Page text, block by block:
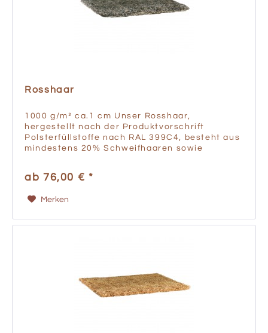
Rosshaar
1000 g/m² ca.1 cm Unser Rosshaar,
hergestellt nach der Produktvorschrift
Polsterfüllstoffe nach RAL 399C4, besteht aus
mindestens 20% Schweifhaaren sowie
ab 76,00 € *
Merken